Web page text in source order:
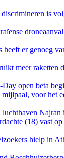
is
heeft er genoeg
meer raketten
open beta
voor het
Najran
(18) vast
hielp in